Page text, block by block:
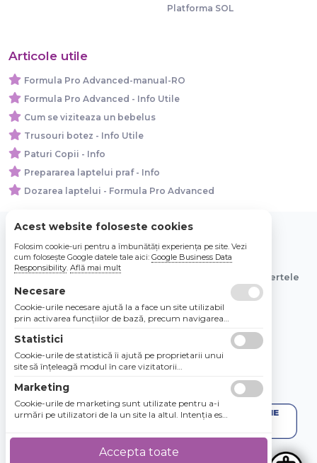
Platforma SOL
Articole utile
Formula Pro Advanced-manual-RO
Formula Pro Advanced - Info Utile
Cum se viziteaza un bebelus
Trusouri botez - Info Utile
Paturi Copii - Info
Prepararea laptelui praf - Info
Dozarea laptelui - Formula Pro Advanced
© 2026 Bebe Nou Online Store SRL
Toate preturile sunt exprimate in lei si includ tva. Ofertele
sunt valabile in limita stocului disponibil.
Acest website foloseste cookies
Folosim cookie-uri pentru a îmbunătăți experiența pe site. Vezi
cum folosește Google datele tale aici: Google Business Data
Responsibility. Află mai mult
Necesare
Cookie-urile necesare ajută la a face un site utilizabil
prin activarea funcţiilor de bază, precum navigarea
Site-ul nu poate funcţiona corespunzător fără aceste
cookie-uri.
Statistici
Cookie-urile de statistică îi ajută pe proprietarii unui
site să înţeleagă modul în care vizitatorii
raportarea informaţiilor în mod anonim.
Marketing
Cookie-urile de marketing sunt utilizate pentru a-i
urmări pe utilizatori de la un site la altul. Intenţia este
utilizatorii individuali, aşadar ele sunt mai valoroase
pentru agenţiile de puiblicitate şi părţile terţe care se
Accepta toate